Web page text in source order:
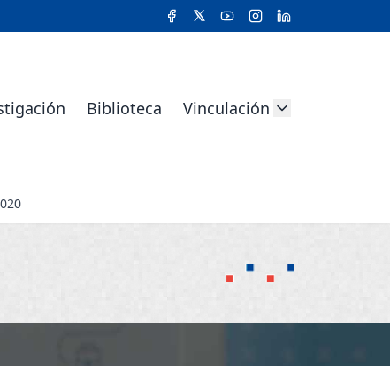
Biblioteca Vinculación